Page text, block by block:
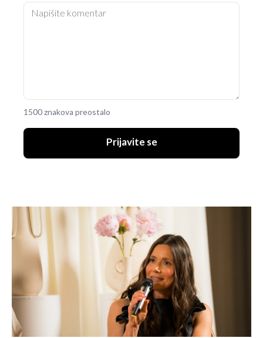
1500 znakova preostalo
Prijavite se